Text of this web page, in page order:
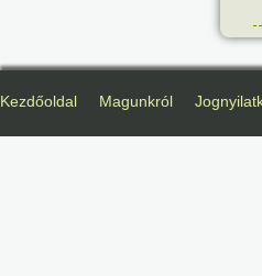
Kezdőoldal Magunkról